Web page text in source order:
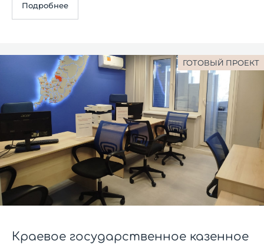
Подробнее
ГОТОВЫЙ ПРОЕКТ
Краевое государственное казенное